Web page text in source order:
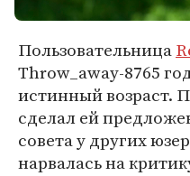
Пользовательница
Throw_away-8765
истинный возраст.
сделал ей
совета у других
нарвалась на